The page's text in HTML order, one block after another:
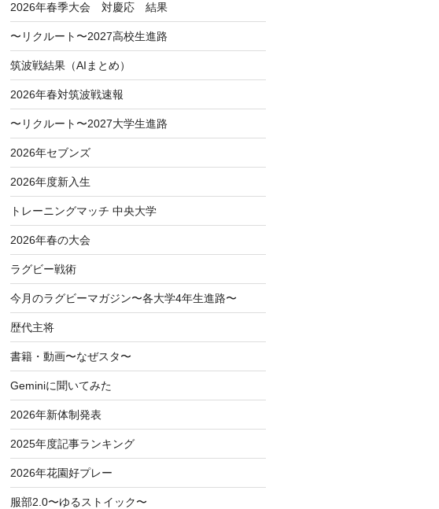
2026年春季大会 対慶応 結果
〜リクルート〜2027高校生進路
筑波戦結果（AIまとめ）
2026年春対筑波戦速報
〜リクルート〜2027大学生進路
2026年セブンズ
2026年度新入生
トレーニングマッチ 中央大学
2026年春の大会
ラグビー戦術
今月のラグビーマガジン〜各大学4年生進路〜
歴代主将
書籍・動画〜なぜスタ〜
Geminiに聞いてみた
2026年新体制発表
2025年度記事ランキング
2026年花園好プレー
服部2.0〜ゆるストイック〜